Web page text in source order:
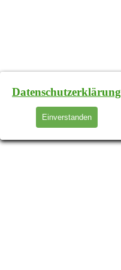
Datenschutzerklärung
Einverstanden